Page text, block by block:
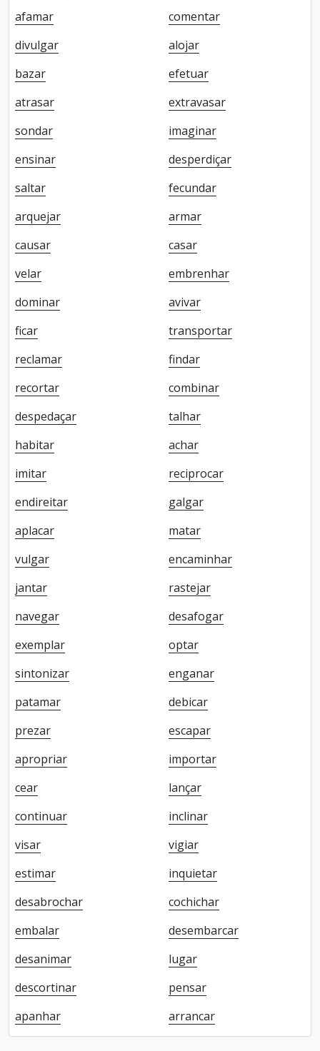
afamar
comentar
divulgar
alojar
bazar
efetuar
atrasar
extravasar
sondar
imaginar
ensinar
desperdiçar
saltar
fecundar
arquejar
armar
causar
casar
velar
embrenhar
dominar
avivar
ficar
transportar
reclamar
findar
recortar
combinar
despedaçar
talhar
habitar
achar
imitar
reciprocar
endireitar
galgar
aplacar
matar
vulgar
encaminhar
jantar
rastejar
navegar
desafogar
exemplar
optar
sintonizar
enganar
patamar
debicar
prezar
escapar
apropriar
importar
cear
lançar
continuar
inclinar
visar
vigiar
estimar
inquietar
desabrochar
cochichar
embalar
desembarcar
desanimar
lugar
descortinar
pensar
apanhar
arrancar